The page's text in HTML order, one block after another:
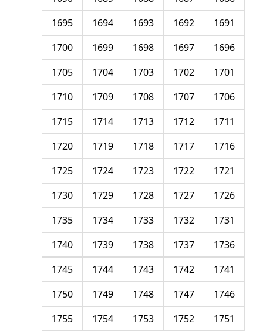
1691
1692
1693
1694
1695
1696
1697
1698
1699
1700
1701
1702
1703
1704
1705
1706
1707
1708
1709
1710
1711
1712
1713
1714
1715
1716
1717
1718
1719
1720
1721
1722
1723
1724
1725
1726
1727
1728
1729
1730
1731
1732
1733
1734
1735
1736
1737
1738
1739
1740
1741
1742
1743
1744
1745
1746
1747
1748
1749
1750
1751
1752
1753
1754
1755